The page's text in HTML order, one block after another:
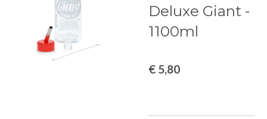
Deluxe Giant -
1100ml
€ 5,80